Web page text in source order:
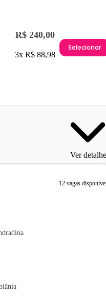
R$ 240,00
3x R$ 88,98
Selecionar
Ver
12 vagas